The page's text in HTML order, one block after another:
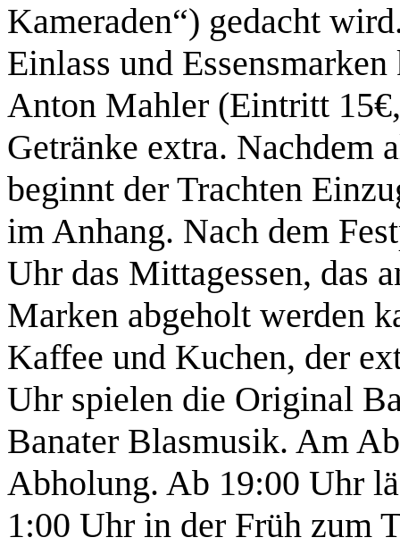
Kameraden“) gedacht
Einlass und
Anton Mahler (Eintritt
Getränke extra. Nachdem
beginnt der Trachten
im Anhang. Nach dem
Uhr das Mittagessen, das
Marken abgeholt werden
Kaffee und Kuchen, der
Uhr spielen die Original
Banater Blasmusik. Am
Abholung. Ab 19:00 Uhr
1:00 Uhr in der Früh zum